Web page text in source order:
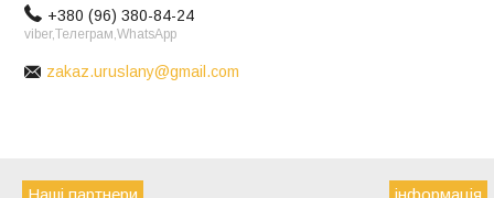
+380 (96) 380-84-24
viber,Телеграм,WhatsApp
zakaz.uruslany@gmail.com